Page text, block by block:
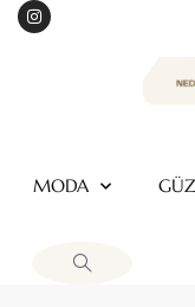
MODA